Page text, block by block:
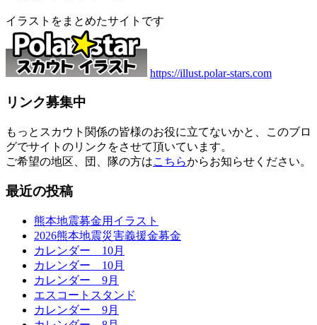
イラストをまとめたサイトです
https://illust.polar-stars.com
リンク募集中
もっとスカウト関係の皆様のお役に立てないかと、このブロ
グでサイトのリンクをさせて頂いています。
ご希望の地区、団、隊の方はこちらからお知らせください。
最近の投稿
熊本地震募金用イラスト
2026熊本地震災害義援金募金
カレンダー 10月
カレンダー 10月
カレンダー 9月
エスコートスタンド
カレンダー 9月